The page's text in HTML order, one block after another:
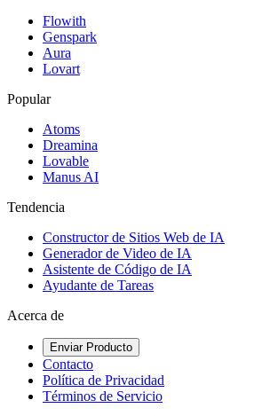
Flowith
Genspark
Aura
Lovart
Popular
Atoms
Dreamina
Lovable
Manus AI
Tendencia
Constructor de Sitios Web de IA
Generador de Video de IA
Asistente de Código de IA
Ayudante de Tareas
Acerca de
Enviar Producto
Contacto
Política de Privacidad
Términos de Servicio